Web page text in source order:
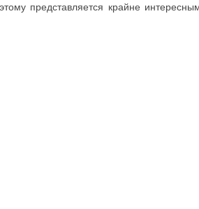
представляется крайне